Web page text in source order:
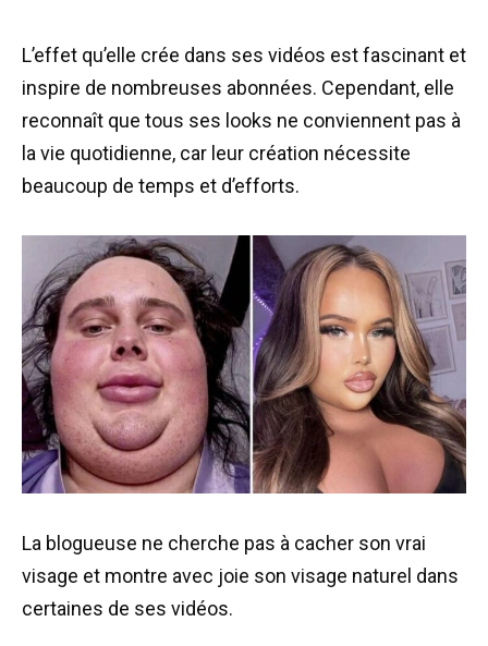
L’effet qu’elle crée dans ses vidéos est fascinant et
inspire de nombreuses abonnées. Cependant, elle
reconnaît que tous ses looks ne conviennent pas à
la vie quotidienne, car leur création nécessite
beaucoup de temps et d’efforts.
La blogueuse ne cherche pas à cacher son vrai
visage et montre avec joie son visage naturel dans
certaines de ses vidéos.